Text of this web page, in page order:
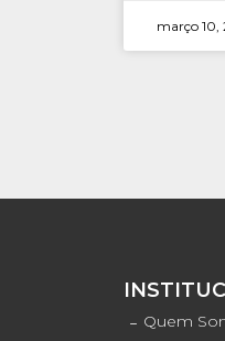
março 10,
Quem